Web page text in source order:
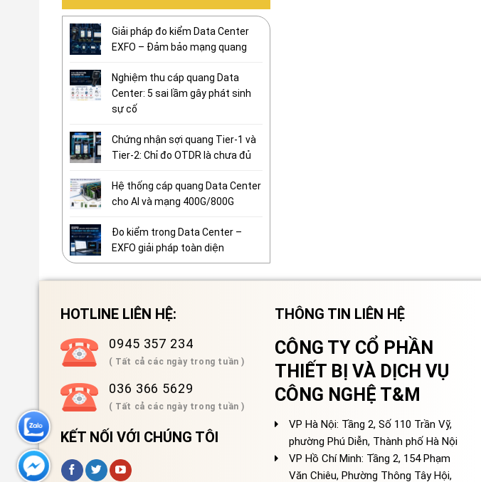
Giải pháp đo kiểm Data Center
EXFO – Đảm bảo mạng quang
Nghiệm thu cáp quang Data
Center: 5 sai lầm gây phát sinh
sự cố
Chứng nhận sợi quang Tier-1 và
Tier-2: Chỉ đo OTDR là chưa đủ
Hệ thống cáp quang Data Center
cho AI và mạng 400G/800G
Đo kiểm trong Data Center –
EXFO giải pháp toàn diện
HOTLINE LIÊN HỆ:
0945 357 234
( Tất cả các ngày trong tuần )
036 366 5629
( Tất cả các ngày trong tuần )
KẾT NỐI VỚI CHÚNG TÔI
THÔNG TIN LIÊN HỆ
CÔNG TY CỔ PHẦN
THIẾT BỊ VÀ DỊCH VỤ
CÔNG NGHỆ T&M
VP Hà Nội: Tầng 2, Số 110 Trần Vỹ,
phường Phú Diễn, Thành phố Hà Nội
VP Hồ Chí Minh: Tầng 2, 154 Phạm
Văn Chiêu, Phường Thông Tây Hội,